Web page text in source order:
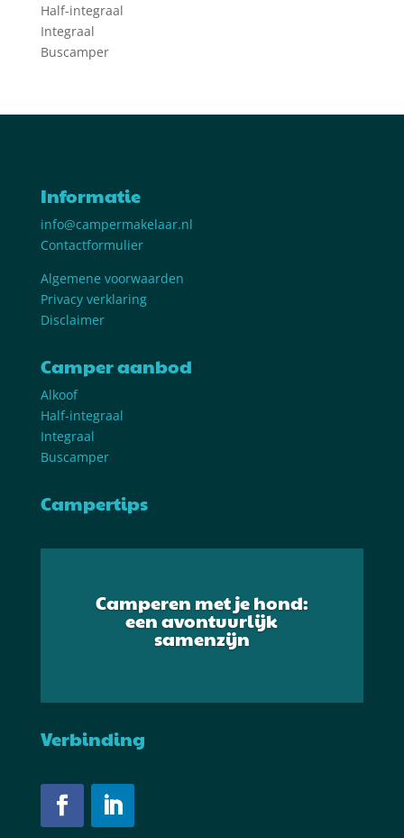
Half-integraal
Integraal
Buscamper
Informatie
info@campermakelaar.nl
Contactformulier
Algemene voorwaarden
Privacy verklaring
Disclaimer
Camper aanbod
Alkoof
Half-integraal
Integraal
Buscamper
Campertips
Camperen met je hond:
een avontuurlijk
samenzijn
Verbinding